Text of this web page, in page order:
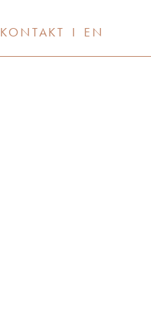
KONTAKT I EN